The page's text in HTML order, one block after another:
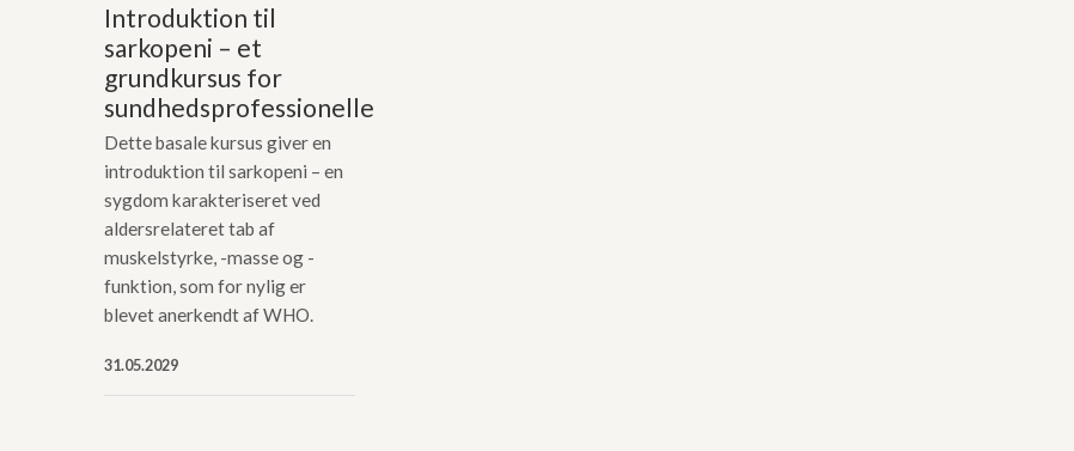
Introduktion til
sarkopeni – et
grundkursus for
sundhedsprofessionelle
Dette basale kursus giver en
introduktion til sarkopeni – en
sygdom karakteriseret ved
aldersrelateret tab af
muskelstyrke, -masse og -
funktion, som for nylig er
blevet anerkendt af WHO.
31.05.2029